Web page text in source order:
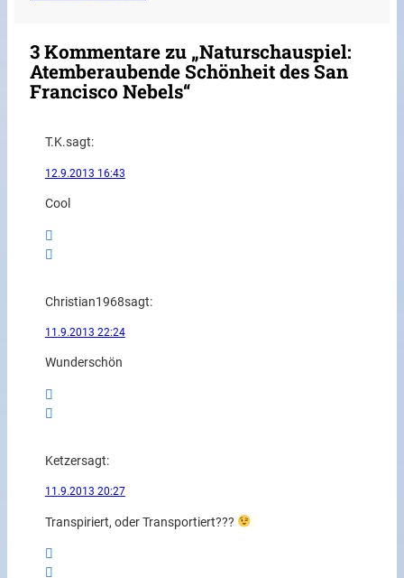
3 Kommentare zu „Naturschauspiel:
Atemberaubende Schönheit des San
Francisco Nebels“
T.K.sagt:
12.9.2013 16:43
Cool
Christian1968sagt:
11.9.2013 22:24
Wunderschön
Ketzersagt:
11.9.2013 20:27
Transpiriert, oder Transportiert???